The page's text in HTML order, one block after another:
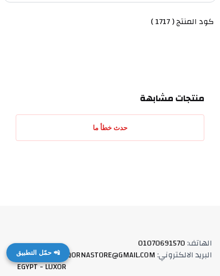
📲 حمّل التطبيق
كود المنتج ( 1717 )
منتجات مشابهة
حدث خطأ ما
الهاتف:
01070691570
البريد الالكتروني:
QORNASTORE@GMAIL.COM العنوان:
EGYPT - LUXOR